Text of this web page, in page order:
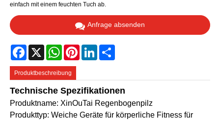
einfach mit einem feuchten Tuch ab.
Anfrage absenden
Facebook
X WhatsAppPinterestLinkedIn
Produktbeschreibung
Technische Spezifikationen
Produktname: XinOuTai Regenbogenpilz
Produkttyp: Weiche Geräte für körperliche Fitness für